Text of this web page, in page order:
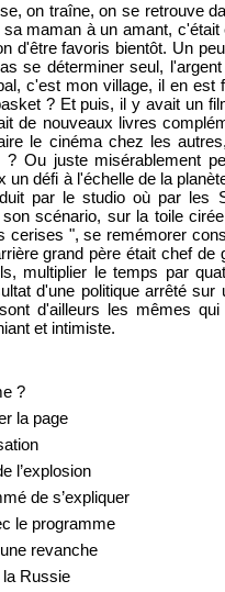
on traîne, on se retrouve
sa maman à un amant,
d'être favoris bientôt. Un
se déterminer seul,
c'est mon village, il en
? Et puis, il y avait un
de nouveaux livres
le cinéma chez les
? Ou juste misérablement
un défi à l'échelle de la
par le studio où par les
scénario, sur la toile
cerises ", se remémorer
grand père était chef
multiplier le temps par
d'une politique arrêté
d'ailleurs les mêmes
et intimiste.
?
la page
l’explosion
de s’expliquer
le programme
revanche
Russie